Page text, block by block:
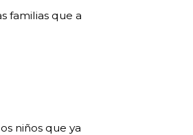
familias que a
niños que ya